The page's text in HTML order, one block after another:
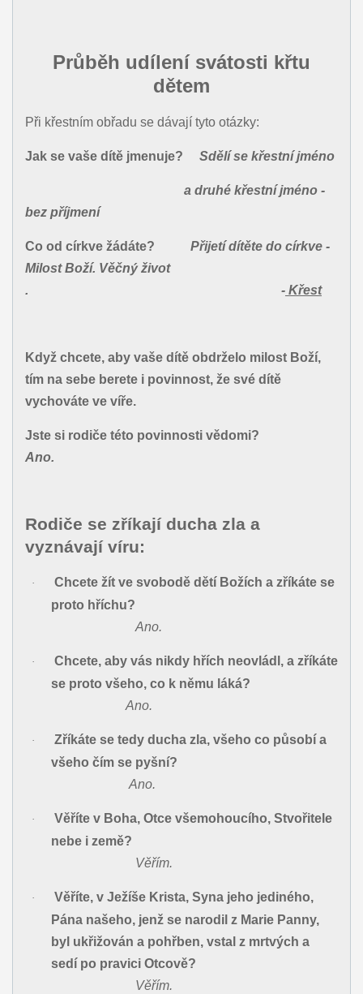
Průběh udílení svátosti křtu
dětem
Při křestním obřadu se dávají tyto otázky:
Jak se vaše dítě jmenuje? Sdělí se křestní jméno
a druhé křestní jméno -
bez příjmení
Co od církve žádáte? Přijetí dítěte do církve -
Milost Boží. Věčný život
. -Křest
Když chcete, aby vaše dítě obdrželo milost Boží,
tím na sebe berete i povinnost, že své dítě
vychováte ve víře.
Jste si rodiče této povinnosti vědomi?
Ano.
Rodiče se zříkají ducha zla a
vyznávají víru:
·
Chcete žít ve svobodě dětí Božích a zříkáte se
proto hříchu?
Ano.
·
Chcete, aby vás nikdy hřích neovládl, a zříkáte
se proto všeho, co k němu láká?
Ano.
·
Zříkáte se tedy ducha zla, všeho co působí a
všeho čím se pyšní?
Ano.
·
Věříte v Boha, Otce všemohoucího, Stvořitele
nebe i země?
Věřím.
·
Věříte, v Ježíše Krista, Syna jeho jediného,
Pána našeho, jenž se narodil z Marie Panny,
byl ukřižován a pohřben, vstal z mrtvých a
sedí po pravici Otcově?
Věřím.